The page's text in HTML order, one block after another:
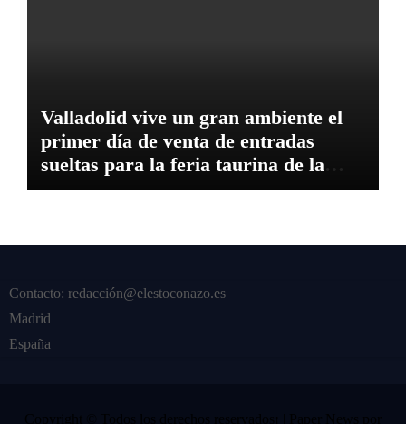
Valladolid vive un gran ambiente el
primer día de venta de entradas
sueltas para la feria taurina de la
Virgen de San Lorenzo
Contacto: redacción@elestoconazo.es
Madrid
España